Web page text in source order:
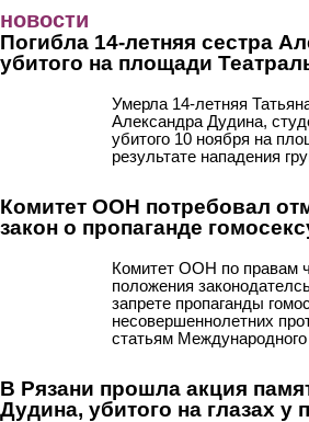
новости
Погибла 14-летняя сестра
убитого на площади
Умерла 14-летняя
Александра Дудина,
убитого 10 ноября на
результате нападения
Комитет ООН потребовал
закон о пропаганде
Комитет ООН по правам
положения
запрете пропаганды
несовершеннолетних
статьям
В Рязани прошла акция
Дудина, убитого на глазах у